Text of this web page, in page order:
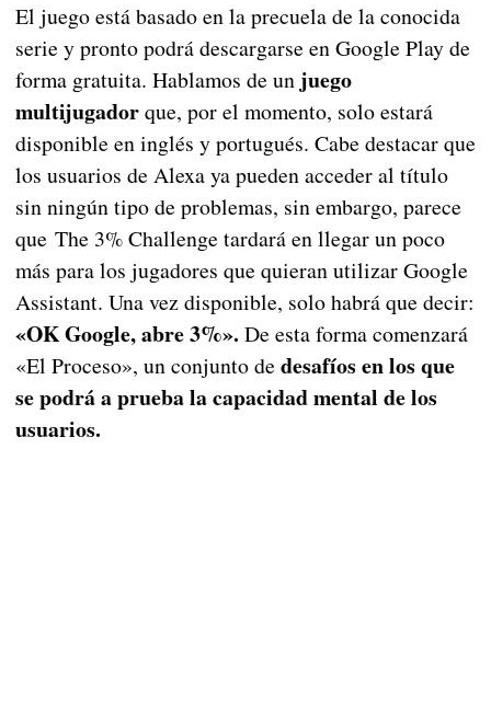
El juego está basado en la precuela de la conocida
serie y pronto podrá descargarse en Google Play de
forma gratuita. Hablamos de un juego
multijugadorque, por el momento, solo estará
disponible en inglés y portugués. Cabe destacar que
los usuarios de Alexa ya pueden acceder al título
sin ningún tipo de problemas, sin embargo, parece
que The 3% Challenge tardará en llegar un poco
más para los jugadores que quieran utilizar Google
Assistant. Una vez disponible, solo habrá que decir:
«OK Google, abre 3%». De esta forma comenzará
«El Proceso», un conjunto de desafíos en los que
se podrá a prueba la capacidad mental de los
usuarios.